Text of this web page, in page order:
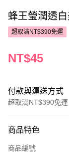
蜂王瑩潤透
超取滿NT$390免運
NT$45
付款與運送方式
超取滿NT$390免運
POYA支付
商品特色
商品編號